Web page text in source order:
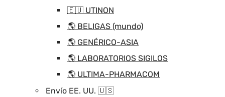
🇪🇺 UTINON
🌎 BELIGAS (mundo)
🌎 GENÉRICO-ASIA
🌎 LABORATORIOS SIGILOS
🌎 ULTIMA-PHARMACOM
Envío EE. UU. 🇺🇸